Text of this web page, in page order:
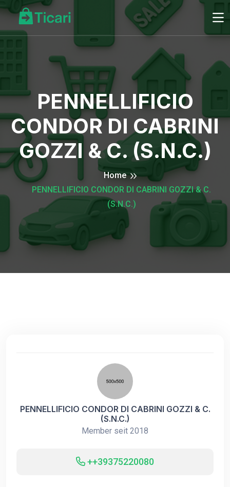
PENNELLIFICIO
CONDOR DI CABRINI
GOZZI & C. (S.N.C.)
Home
PENNELLIFICIO CONDOR DI CABRINI GOZZI & C.
(S.N.C.)
PENNELLIFICIO CONDOR DI CABRINI GOZZI & C.
(S.N.C.)
Member seit 2018
++39375220080